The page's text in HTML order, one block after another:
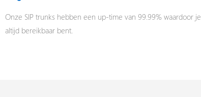
Onze SIP trunks hebben een up-time van 99.99% waardoor je
altijd bereikbaar bent.